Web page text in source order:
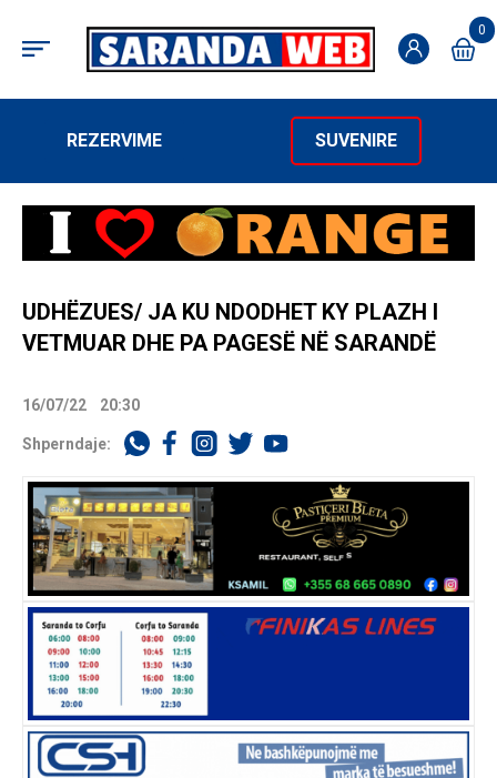
0
REZERVIME SUVENIRE
UDHËZUES/ JA KU NDODHET KY PLAZH I
VETMUAR DHE PA PAGESË NË SARANDË
16/07/22 20:30
Shperndaje: